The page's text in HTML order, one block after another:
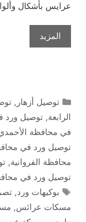
عرايس بأشكال
المزيد
التصنيفات
توصيل أزهار ,
الرابعة, توصيل ورد
في محافظة
توصيل ورد في
محافظة الفروانية,
توصيل ورد في
الوسوم
بوكيهات ورد,
مسكات عرائس,